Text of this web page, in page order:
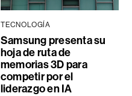
TECNOLOGÍA
Samsung presenta su
hoja de ruta de
memorias 3D para
competir por el
liderazgo en IA